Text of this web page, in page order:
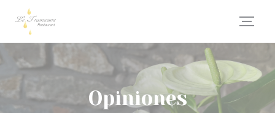
Personalización de sus opciones de cookies
Opiniones